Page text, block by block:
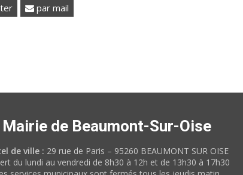
par mail
Mairie de Beaumont-Sur-Oise
de ville : 29 rue de Paris – 95260 BEAUMONT SUR OISE
du lundi au vendredi de 8h30 à 12h et de 13h30 à 17h30